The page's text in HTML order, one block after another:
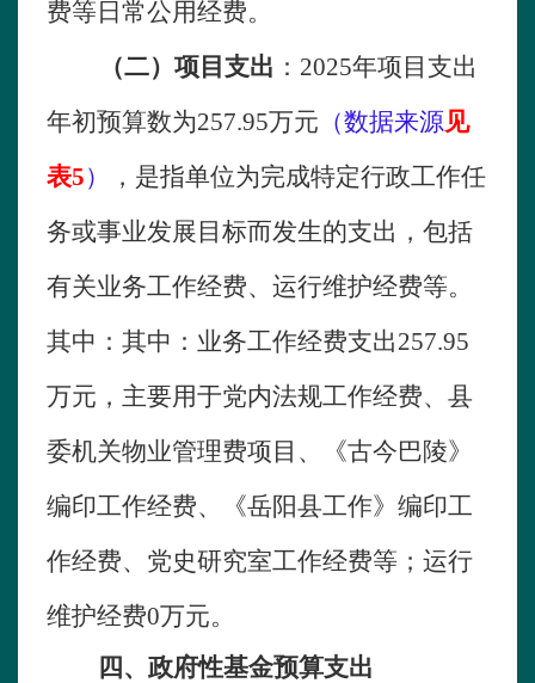
费等日常公用经费。
（二）项目支出 ： 2025年项目支出
年初预算数为257.95万元 （数据来源见
表5） ，是指单位为完成特定行政工作任
务或事业发展目标而发生的支出，包括
有关业务工作经费、 运行维护经费等。
其中：其中：业务工作经费支出257.95
万元，主要用于党内法规工作经费、县
委机关物业管理费项目、《古今巴陵》
编印工作经费、《岳阳县工作》编印工
作经费、党史研究室工作经费等 ；运行
维护经费0万元。
四 、政府性基金预算支出